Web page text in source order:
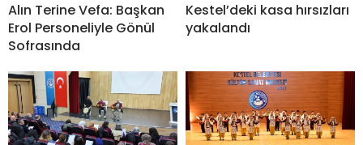
Alın Terine Vefa: Başkan
Erol Personeliyle Gönül
Sofrasında
Kestel’deki kasa hırsızları
yakalandı